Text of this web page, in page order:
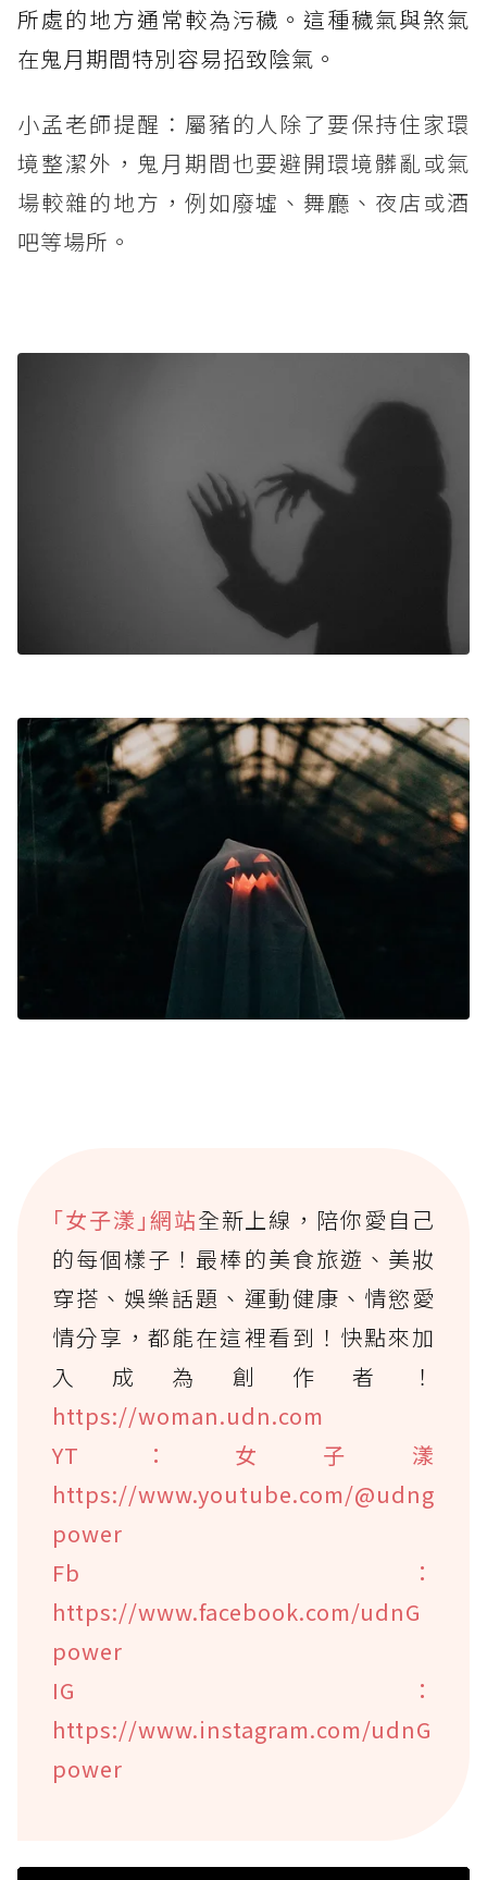
所處的地方通常較為污穢。這種穢氣與煞氣
在鬼月期間特別容易招致陰氣。
小孟老師提醒：屬豬的人除了要保持住家環
境整潔外，鬼月期間也要避開環境髒亂或氣
場較雜的地方，例如廢墟、舞廳、夜店或酒
吧等場所。
｢女子漾｣網站全新上線，陪你愛自己
的每個樣子！最棒的美食旅遊、美妝
穿搭、娛樂話題、運動健康、情慾愛
情分享，都能在這裡看到！快點來加
入成為創作者！
https://woman.udn.com
YT：女子漾
https://www.youtube.com/@udng
power
Fb：
https://www.facebook.com/udnG
power
IG：
https://www.instagram.com/udnG
power